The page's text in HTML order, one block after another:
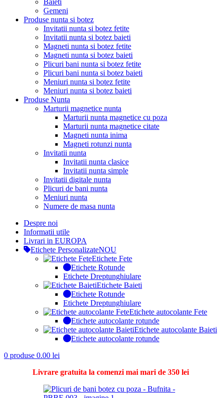
Baieti
Gemeni
Produse nunta si botez
Invitatii nunta si botez fetite
Invitatii nunta si botez baieti
Magneti nunta si botez fetite
Magneti nunta si botez baieti
Plicuri bani nunta si botez fetite
Plicuri bani nunta si botez baieti
Meniuri nunta si botez fetite
Meniuri nunta si botez baieti
Produse Nunta
Marturii magnetice nunta
Marturii nunta magnetice cu poza
Marturii nunta magnetice citate
Magneti nunta inima
Magneti rotunzi nunta
Invitatii nunta
Invitatii nunta clasice
Invitatii nunta simple
Invitatii digitale nunta
Plicuri de bani nunta
Meniuri nunta
Numere de masa nunta
Despre noi
Informatii utile
Livrari in EUROPA
Etichete PersonalizateNOU
Etichete Fete
Etichete Rotunde
Etichete Dreptunghiulare
Etichete Baieti
Etichete Rotunde
Etichete Dreptunghiulare
Etichete autocolante Fete
Etichete autocolante rotunde
Etichete autocolante Baieti
Etichete autocolante rotunde
0 produse 0.00 lei
Livrare gratuita la comenzi mai mari de 350 lei